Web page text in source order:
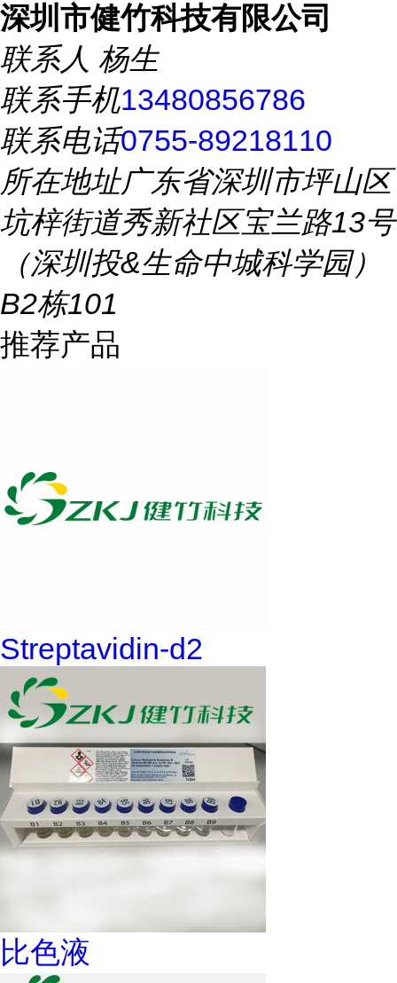
深圳市健竹科技有限公司
联系人 杨生
联系手机13480856786
联系电话0755-89218110
所在地址广东省深圳市坪山区
坑梓街道秀新社区宝兰路13号
（深圳投&生命中城科学园）
B2栋101
推荐产品
Streptavidin-d2
比色液